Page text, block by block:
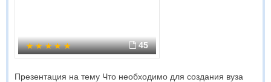
45
Презентация на тему Что необходимо для создания вуза